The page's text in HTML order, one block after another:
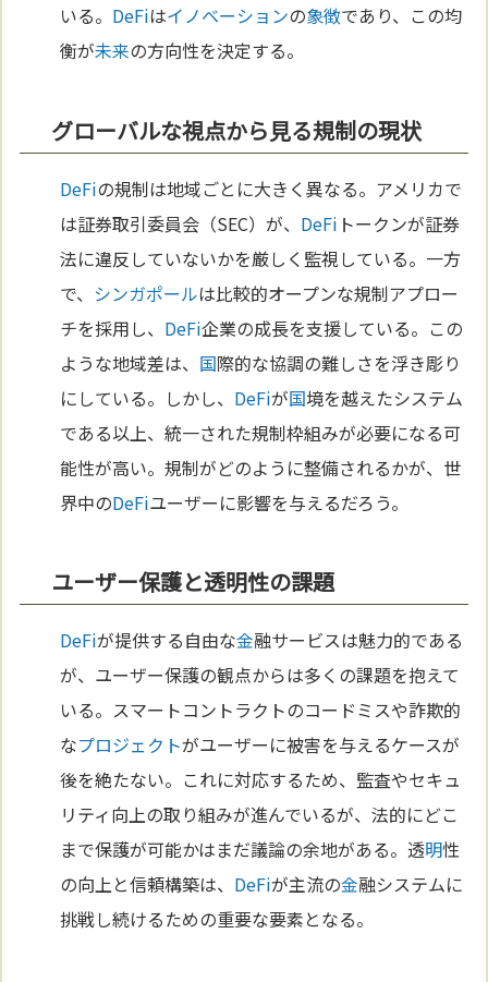
いる。 DeFiはイノベーションの象徴であり、この均
衡が未来の方向性を決定する。
グローバルな視点から見る規制の現状
DeFiの規制は地域ごとに大きく異なる。アメリカで
は証券取引委員会（SEC）が、 DeFi トークンが証券
法に違反していないかを厳しく監視している。一方
で、 シンガポールは比較的オープンな規制アプロー
チを採用し、 DeFi企業の成長を支援している。この
ような地域差は、 国際的な協調の難しさを浮き彫り
にしている。しかし、 DeFiが国境を越えたシステム
である以上、統一された規制枠組みが必要になる可
能性が高い。規制がどのように整備されるかが、世
界中のDeFiユーザーに影響を与えるだろう。
ユーザー保護と透明性の課題
DeFiが提供する自由な金融サービスは魅力的である
が、ユーザー保護の観点からは多くの課題を抱えて
いる。スマートコントラクトのコードミスや詐欺的
なプロジェクトがユーザーに被害を与えるケースが
後を絶たない。これに対応するため、監査やセキュ
リティ向上の取り組みが進んでいるが、法的にどこ
まで保護が可能かはまだ議論の余地がある。透明性
の向上と信頼構築は、 DeFiが主流の金融システムに
挑戦し続けるための重要な要素となる。